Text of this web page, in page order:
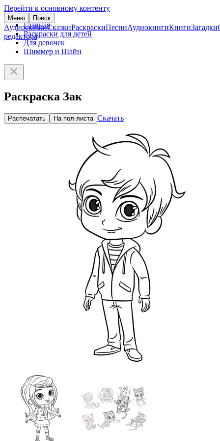
Перейти к основному контенту
Меню Поиск
АудиосказкиСказкиРаскраскиПесниАудиокнигиКнигиЗагадки
редактора
Главная
Раскраски для детей
Для девочек
Шиммер и Шайн
Раскраска Зак
Распечатать На пол-листа Скачать